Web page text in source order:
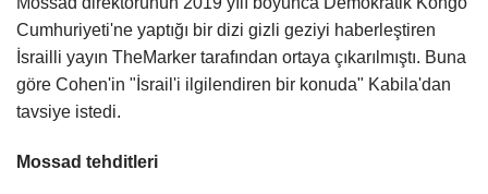
Cumhuriyeti'ne yaptığı bir dizi gizli geziyi haberleştiren
İsrailli yayın TheMarker tarafından ortaya çıkarılmıştı. Buna
göre Cohen'in "İsrail'i ilgilendiren bir konuda" Kabila'dan
tavsiye istedi.
Mossad tehditleri